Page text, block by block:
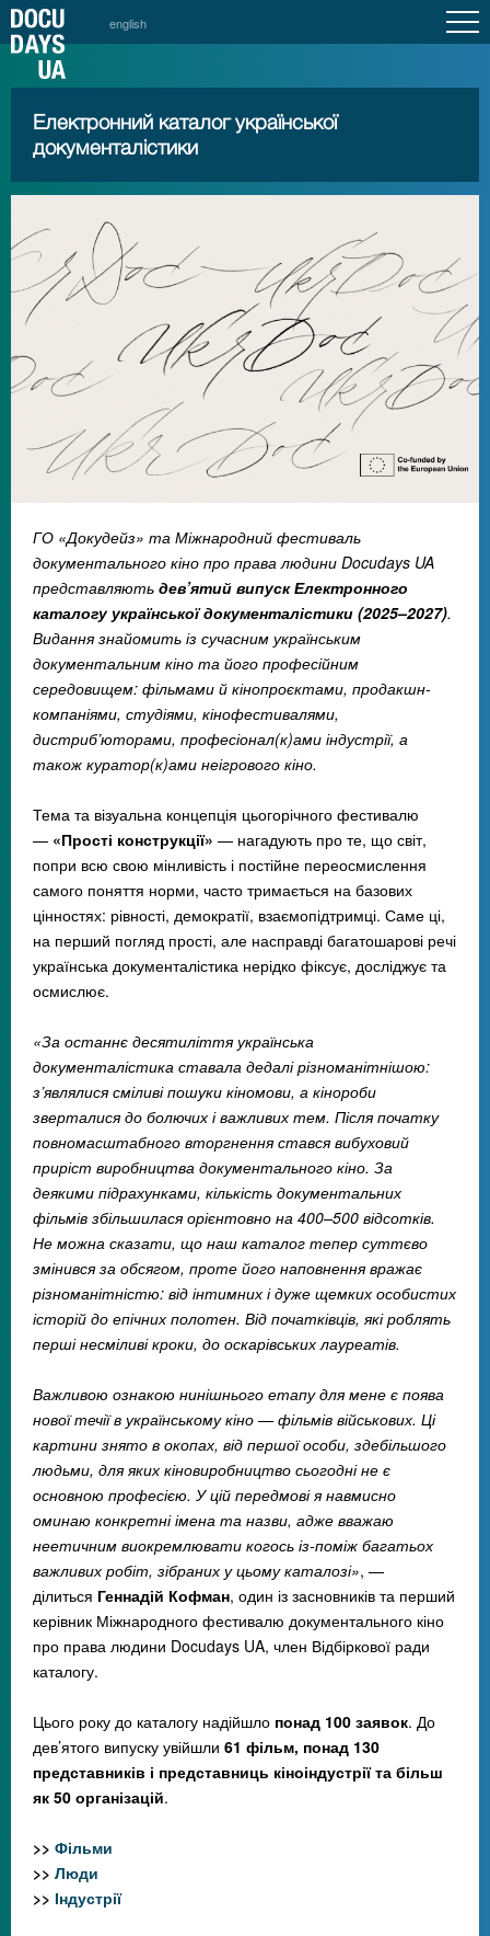
english
Електронний каталог української
документалістики
ГО «Докудейз» та Міжнародний фестиваль
документального кіно про права людини Docudays UA
представляють дев’ятий випуск Електронного
каталогу української документалістики (2025–2027).
Видання знайомить із сучасним українським
документальним кіно та його професійним
середовищем: фільмами й кінопроєктами, продакшн-
компаніями, студіями, кінофестивалями,
дистриб’юторами, професіонал(к)ами індустрії, а
також куратор(к)ами неігрового кіно.
Тема та візуальна концепція цьогорічного фестивалю
— «Прості конструкції» — нагадують про те, що світ,
попри всю свою мінливість і постійне переосмислення
самого поняття норми, часто тримається на базових
цінностях: рівності, демократії, взаємопідтримці. Саме ці,
на перший погляд прості, але насправді багатошарові речі
українська документалістика нерідко фіксує, досліджує та
осмислює.
«За останнє десятиліття українська
документалістика ставала дедалі різноманітнішою:
з’являлися сміливі пошуки кіномови, а кінороби
зверталися до болючих і важливих тем. Після початку
повномасштабного вторгнення стався вибуховий
приріст виробництва документального кіно. За
деякими підрахунками, кількість документальних
фільмів збільшилася орієнтовно на 400–500 відсотків.
Не можна сказати, що наш каталог тепер суттєво
змінився за обсягом, проте його наповнення вражає
різноманітністю: від інтимних і дуже щемких особистих
історій до епічних полотен. Від початківців, які роблять
перші несміливі кроки, до оскарівських лауреатів.
Важливою ознакою нинішнього етапу для мене є поява
нової течії в українському кіно — фільмів військових. Ці
картини знято в окопах, від першої особи, здебільшого
людьми, для яких кіновиробництво сьогодні не є
основною професією. У цій передмові я навмисно
оминаю конкретні імена та назви, адже вважаю
неетичним виокремлювати когось із-поміж багатьох
важливих робіт, зібраних у цьому каталозі», —
ділиться Геннадій Кофман, один із засновників та перший
керівник Міжнародного фестивалю документального кіно
про права людини Docudays UA, член Відбіркової ради
каталогу.
Цього року до каталогу надійшло понад 100 заявок. До
дев’ятого випуску увійшли 61 фільм, понад 130
представників і представниць кіноіндустрії та більш
як 50 організацій.
>> Фільми
>> Люди
>> Індустрії